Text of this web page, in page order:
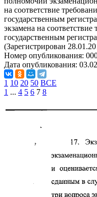
на соответствие
государственным
экзамена на
государственным
(Зарегистрирован
Номер опубликования:
Дата опубликования:
1 10 20 50 ВСЕ
1 ... 4 5 6 7 8